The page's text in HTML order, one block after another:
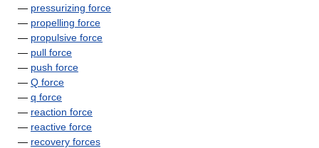
— pressurizing force
— propelling force
— propulsive force
— pull force
— push force
— Q force
— q force
— reaction force
— reactive force
— recovery forces